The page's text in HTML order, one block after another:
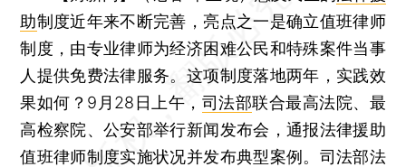
助制度近年来不断完善，亮点之一是确立值班律师
制度，由专业律师为经济困难公民和特殊案件当事
人提供免费法律服务。这项制度落地两年，实践效
果如何？9月28日上午， 司法部联合最高法院、最
高检察院、公安部举行新闻发布会，通报法律援助
值班律师制度实施状况并发布典型案例。司法部法